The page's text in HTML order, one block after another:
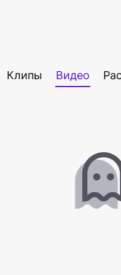
Клипы Видео